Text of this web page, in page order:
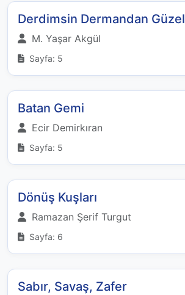
Derdimsin Dermandan Güzel
M. Yaşar Akgül
Sayfa: 5
Batan Gemi
Ecir Demirkıran
Sayfa: 5
Dönüş Kuşları
Ramazan Şerif Turgut
Sayfa: 6
Sabır, Savaş, Zafer